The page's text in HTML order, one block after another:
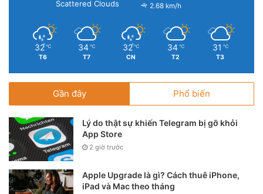
Scattered Clouds
2.68 km/h
32 ℃
T6
34 ℃
T7
32 ℃
CN
34 ℃
T2
31 ℃
T3
Gần đây Phổ biến
Lý do thật sự khiến Telegram bị gỡ khỏi
App Store
2 giờ trước
Apple Upgrade là gì? Cách thuê iPhone,
iPad và Mac theo tháng